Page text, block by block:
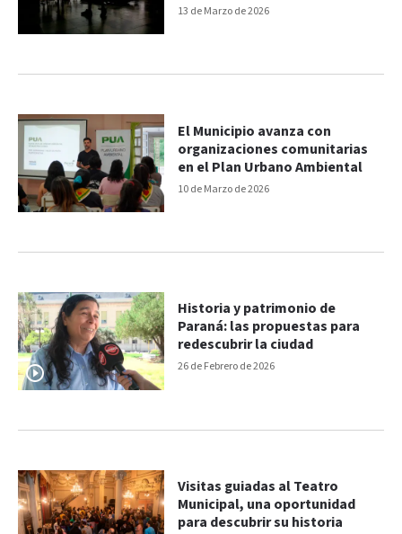
13 de Marzo de 2026
10 de Marzo de 2026
El Municipio avanza con
organizaciones comunitarias
en el Plan Urbano Ambiental
26 de Febrero de 2026
Historia y patrimonio de
Paraná: las propuestas para
redescubrir la ciudad
Visitas guiadas al Teatro
Municipal, una oportunidad
para descubrir su historia